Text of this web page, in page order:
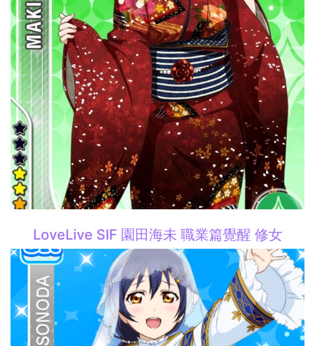
LoveLive SIF 園田海未 職業篇覺醒 修女